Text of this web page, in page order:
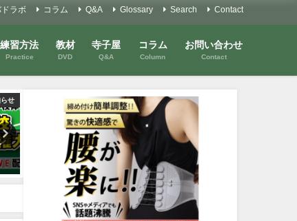
ドラボ コラム Q&A Glossary Search Contact
練習方法
Practice
教材
DVD
寺子屋
Q&A
コラム
Column
お問い合わせ
Contact
らせ Youtube
タウフィック・ヒダヤット選手
のハイバックスマッシュ
2020年1月20日
バドミントンを考えるコラ
#38 「パターンを変える
える①